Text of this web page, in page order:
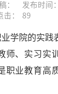
：
发布时间
击：
89
学院的实践
师、实习实
职业教育高